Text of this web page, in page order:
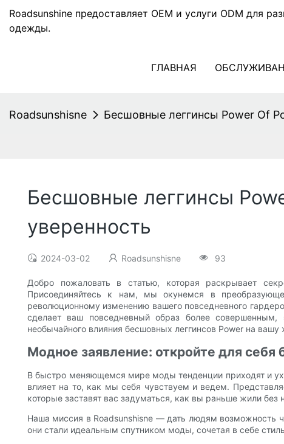
Roadsunshine предоставляет OEM и услуги ODM для
одежды.
ГЛАВНАЯ
Roadsunshisne Бесшовные леггинсы Power Of
Бесшовные леггинсы
уверенность
2024-03-02 Roadsunshisne 93
Добро пожаловать в статью, которая раскрывает
Присоединяйтесь к нам, мы окунемся в
революционному изменению вашего повседневного
сделает ваш повседневный образ более совершенным,
необычайного влияния бесшовных леггинсов Power на вашу
Модное заявление: откройте для
В быстро меняющемся мире моды тенденции приходят и
влияет на то, как мы себя чувствуем и ведем.
которые заставят вас задуматься, как вы раньше жили без
Наша миссия в Roadsunshisne — дать людям возможность
они стали идеальным спутником моды, сочетая в себе